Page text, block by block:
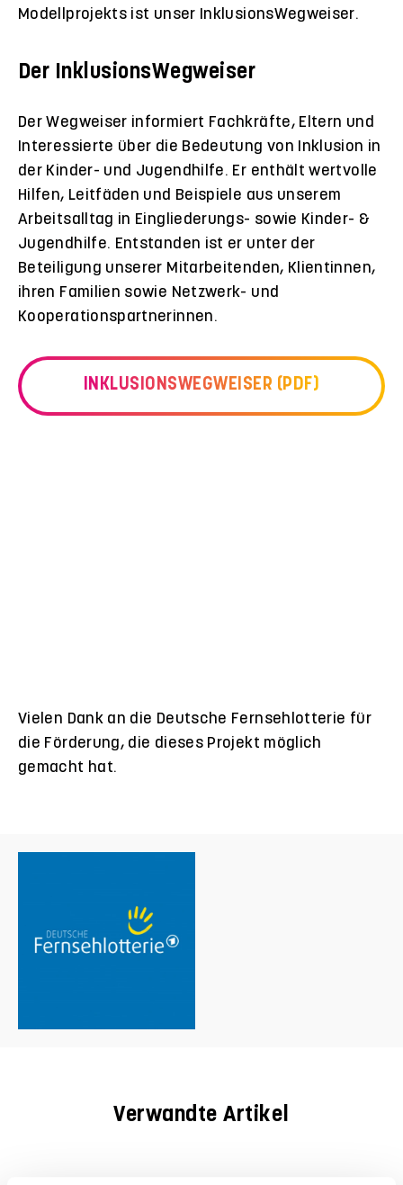
Modellprojekts ist unser InklusionsWegweiser.
Der InklusionsWegweiser
Der Wegweiser informiert Fachkräfte, Eltern und
Interessierte über die Bedeutung von Inklusion in
der Kinder- und Jugendhilfe. Er enthält wertvolle
Hilfen, Leitfäden und Beispiele aus unserem
Arbeitsalltag in Eingliederungs- sowie Kinder- &
Jugendhilfe. Entstanden ist er unter der
Beteiligung unserer Mitarbeitenden, Klientinnen,
ihren Familien sowie Netzwerk- und
Kooperationspartnerinnen.
INKLUSIONSWEGWEISER (PDF)
Vielen Dank an die Deutsche Fernsehlotterie für
die Förderung, die dieses Projekt möglich
gemacht hat.
Verwandte Artikel